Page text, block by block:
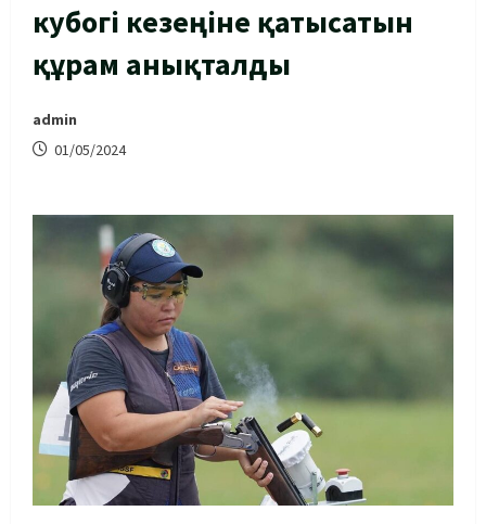
кубогі кезеңіне қатысатын
құрам анықталды
admin
01/05/2024